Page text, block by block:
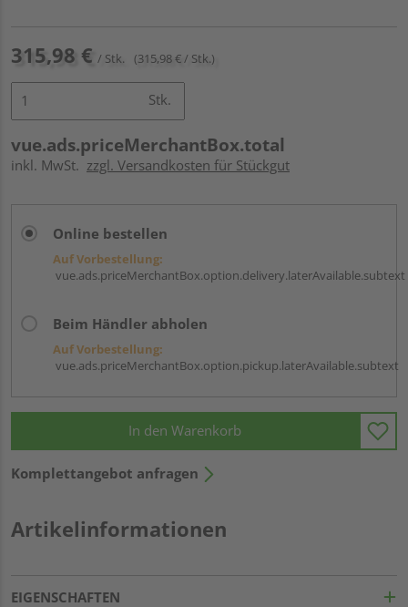
315,98 € / Stk. (315,98 € / Stk.)
Stk.
vue.ads.priceMerchantBox.total
inkl. MwSt. zzgl. Versandkosten für Stückgut
Online bestellen
Auf Vorbestellung:
vue.ads.priceMerchantBox.option.delivery.laterAvailable.subtext
Beim Händler abholen
Auf Vorbestellung:
vue.ads.priceMerchantBox.option.pickup.laterAvailable.subtext
In den Warenkorb
Komplettangebot anfragen
Artikelinformationen
EIGENSCHAFTEN